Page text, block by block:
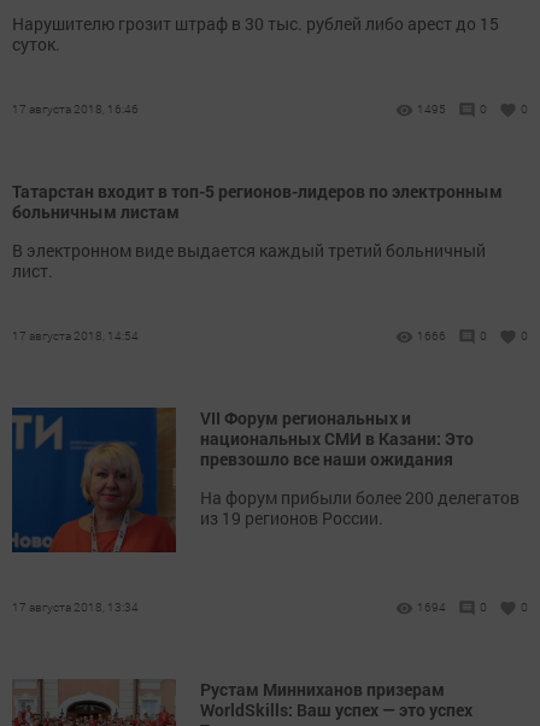
Нарушителю грозит штраф в 30 тыс. рублей либо арест до 15
суток.
17 августа 2018, 16:46 1495 0 0
Татарстан входит в топ-5 регионов-лидеров по электронным
больничным листам
В электронном виде выдается каждый третий больничный
лист.
17 августа 2018, 14:54 1666 0 0
VII Форум региональных и
национальных СМИ в Казани: Это
превзошло все наши ожидания
На форум прибыли более 200 делегатов
из 19 регионов России.
17 августа 2018, 13:34 1694 0 0
Рустам Минниханов призерам
WorldSkills: Ваш успех — это успех